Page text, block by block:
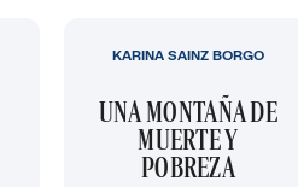
UNA MONTAÑA DE
MUERTE Y
POBREZA
KARINA SAINZ BORGO